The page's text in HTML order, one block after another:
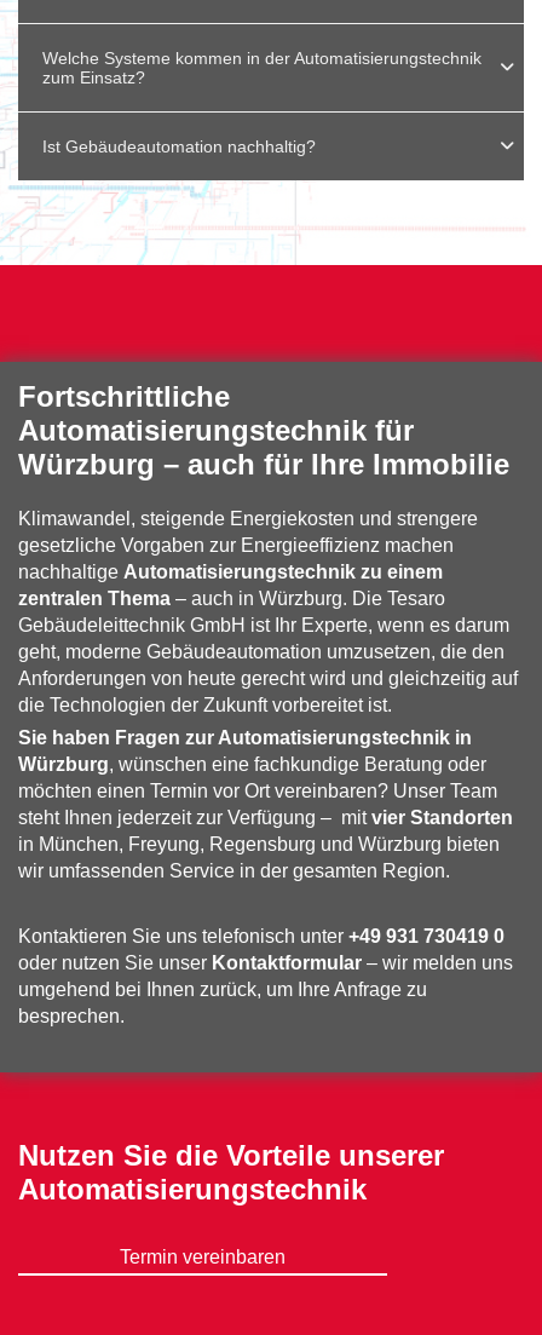
Welche Systeme kommen in der Automatisierungstechnik
zum Einsatz?
Ist Gebäudeautomation nachhaltig?
Fortschrittliche
Automatisierungstechnik für
Würzburg – auch für Ihre Immobilie
Klimawandel, steigende Energiekosten und strengere
gesetzliche Vorgaben zur Energieeffizienz machen
nachhaltige Automatisierungstechnik zu einem
zentralen Thema – auch in Würzburg. Die Tesaro
Gebäudeleittechnik GmbH ist Ihr Experte, wenn es darum
geht, moderne Gebäudeautomation umzusetzen, die den
Anforderungen von heute gerecht wird und gleichzeitig auf
die Technologien der Zukunft vorbereitet ist.
Sie haben Fragen zur Automatisierungstechnik in
Würzburg, wünschen eine fachkundige Beratung oder
möchten einen Termin vor Ort vereinbaren? Unser Team
steht Ihnen jederzeit zur Verfügung – mitvier Standorten
in München, Freyung, Regensburg und Würzburg bieten
wir umfassenden Service in der gesamten Region.
Kontaktieren Sie uns telefonisch unter +49 931 730419 0
oder nutzen Sie unser Kontaktformular – wir melden uns
umgehend bei Ihnen zurück, um Ihre Anfrage zu
besprechen.
Nutzen Sie die Vorteile unserer
Automatisierungstechnik
Termin vereinbaren